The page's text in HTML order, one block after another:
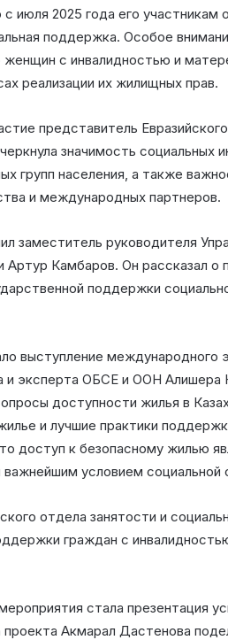
июля 2025 года его участникам
поддержка. Особое
с инвалидностью и
реализации их жилищных прав.
представитель
значимость социальных
групп населения, а также
и международных партнеров.
заместитель руководителя
Артур Камбаров. Он рассказал о
поддержки
выступление международного
и эксперта ОБСЕ и ООН Алишера
доступности жилья в
и лучшие практики
доступ к безопасному жилью
условием социальной
отдела занятости и
граждан с
стала презентация
Акмарал Дастенова